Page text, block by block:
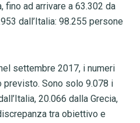
fino ad arrivare a 63.302 da
dall’Italia: 98.255 persone
settembre 2017, i numeri
previsto. Sono solo 9.078 i
20.066 dalla Grecia,
tra obiettivo e